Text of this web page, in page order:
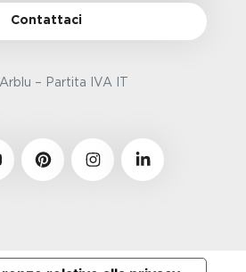
Contattaci
– Partita IVA IT